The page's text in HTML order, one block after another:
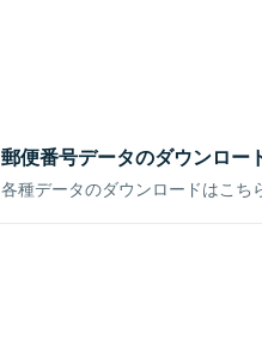
郵便番号データのダウンロー
各種データのダウンロードはこち